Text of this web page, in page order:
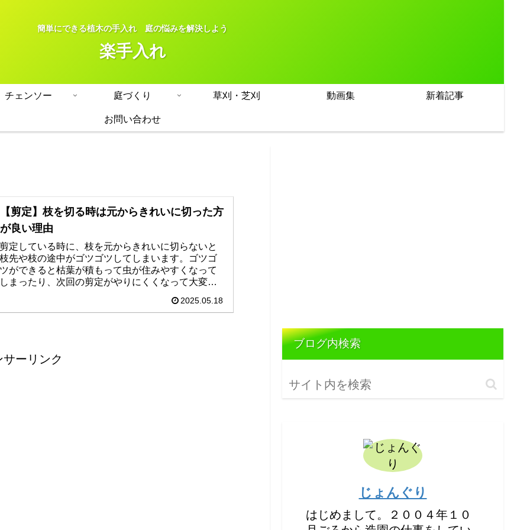
簡単にできる植木の手入れ 庭の悩みを解決しよう
楽手入れ
チェンソー 庭づくり 草刈・芝刈 動画集 新着記事
お問い合わせ
【剪定】枝を切る時は元からきれいに切った方
が良い理由
剪定している時に、枝を元からきれいに切らないと
枝先や枝の途中がゴツゴツしてしまいます。ゴツゴ
ツができると枯葉が積もって虫が住みやすくなって
しまったり、次回の剪定がやりにくくなって大変な
には、その部分をきれいにする必要があります。そ
2025.05.18
サーリンク
ブログ内検索
じょんぐり
はじめまして。２００４年１０